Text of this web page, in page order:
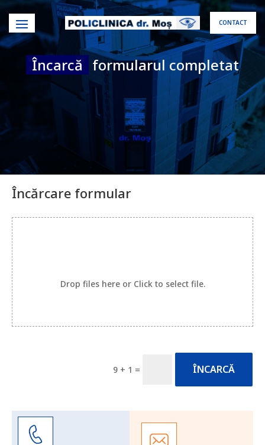
CONTACT
Încarcă formularul completat
Încărcare formular
Drop files here or Click to select file.
9 + 1 = ÎNCARCĂ